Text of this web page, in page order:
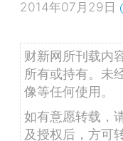
2014年07月29日
财新网所刊载内
所有或持有。未
像等任何使用。
如有意愿转载，
及授权后，方可